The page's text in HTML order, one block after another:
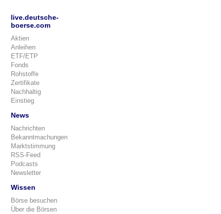
live.deutsche-
boerse.com
Aktien
Anleihen
ETF/ETP
Fonds
Rohstoffe
Zertifikate
Nachhaltig
Einstieg
News
Nachrichten
Bekanntmachungen
Marktstimmung
RSS-Feed
Podcasts
Newsletter
Wissen
Börse besuchen
Über die Börsen